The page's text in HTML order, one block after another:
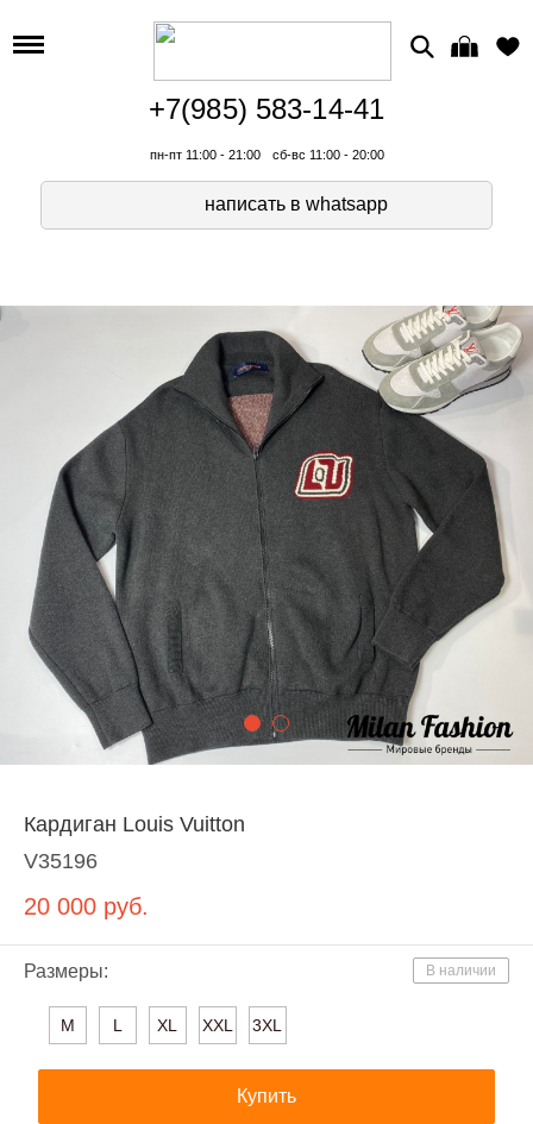
+7(985) 583-14-41
пн-пт 11:00 - 21:00 сб-вс 11:00 - 20:00
написать в whatsapp
Кардиган Louis Vuitton
V35196
20 000 руб.
В наличии
Размеры:
M L XL XXL 3XL
Купить